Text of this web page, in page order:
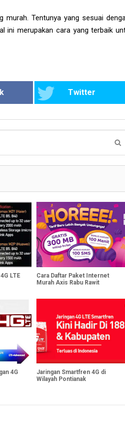
murah. Tentunya yang sesuai
ini merupakan cara yang terbaik
Twitter
LTE
Cara Daftar Paket Internet
Murah Axis Rabu Rawit
4G
Jaringan Smartfren 4G di
Wilayah Pontianak